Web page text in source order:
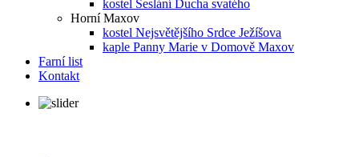
kostel Seslání Ducha svatého
Horní Maxov
kostel Nejsvětějšího Srdce Ježíšova
kaple Panny Marie v Domově Maxov
Farní list
Kontakt